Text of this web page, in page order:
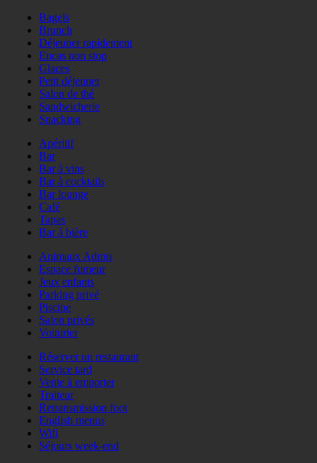
Bagels
Brunch
Déjeuner rapidement
Encas non stop
Glaces
Petit déjeuner
Salon de thé
Sandwicherie
Snacking
Apéritif
Bar
Bar à vins
Bar à cocktails
Bar lounge
Café
Tapas
Bar à bière
Animaux Admis
Espace fumeur
Jeux enfants
Parking privé
Piscine
Salon privés
Voiturier
Réserver un restaurant
Service tard
Vente à emporter
Traiteur
Retransmission foot
English menus
Wifi
Séjours week-end